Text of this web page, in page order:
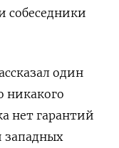
собеседники
один
никакого
нет гарантий
западных